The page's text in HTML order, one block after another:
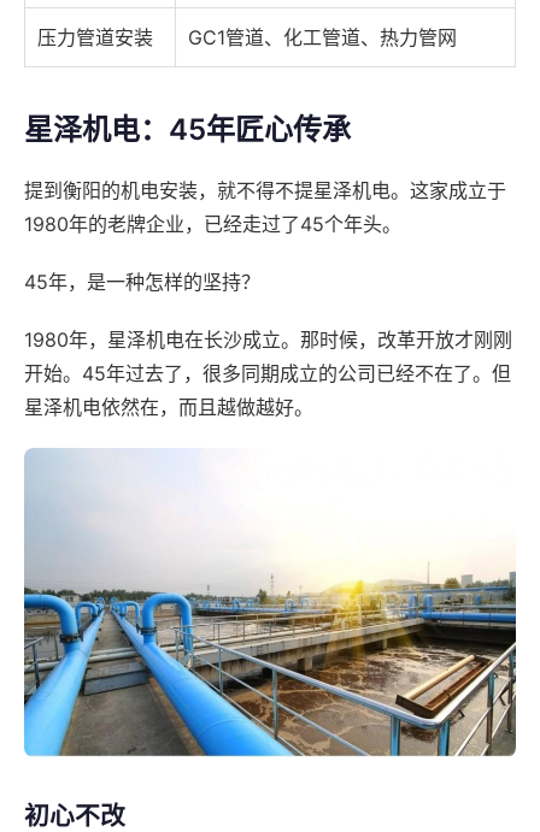
压力管道安装 GC1管道、化工管道、热力管网
星泽机电：45年匠心传承
提到衡阳的机电安装，就不得不提星泽机电。这家成立于
1980年的老牌企业，已经走过了45个年头。
45年，是一种怎样的坚持？
1980年，星泽机电在长沙成立。那时候，改革开放才刚刚
开始。45年过去了，很多同期成立的公司已经不在了。但
星泽机电依然在，而且越做越好。
初心不改